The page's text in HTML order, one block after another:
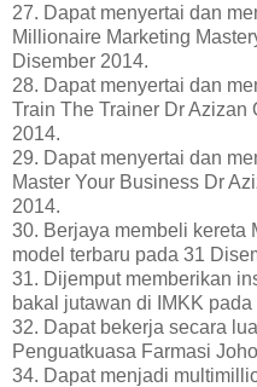
27. Dapat menyertai dan
Millionaire Marketing
Disember 2014.
28. Dapat menyertai dan
Train The Trainer Dr Azizan
2014.
29. Dapat menyertai dan
Master Your Business Dr
2014.
30. Berjaya membeli kereta
model terbaru pada 31
31. Dijemput memberikan
bakal jutawan di IMKK
32. Dapat bekerja secara
Penguatkuasa Farmasi
34. Dapat menjadi